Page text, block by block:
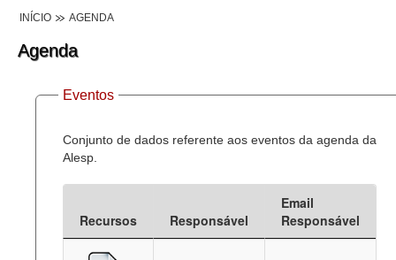
Lei de Acesso à Informação
Dados Governamentais Abertos
Planejamento
Catálogo de dados
Deputados Estaduais
INÍCIO AGENDA
Agenda
Eventos
Conjunto de dados referente aos eventos da agenda da
Alesp.
Recursos Responsável
Email
Responsável